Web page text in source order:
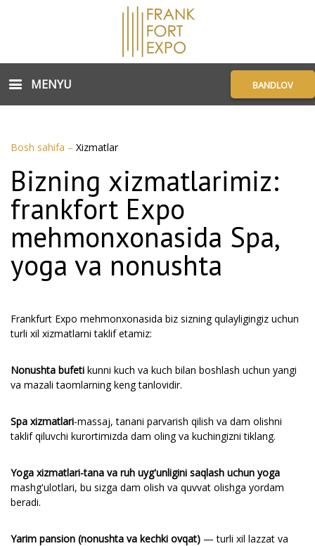
MENYU BANDLOV
Bosh sahifa – Xizmatlar
Bizning xizmatlarimiz:
frankfort Expo
mehmonxonasida Spa,
yoga va nonushta
Frankfurt Expo mehmonxonasida biz sizning qulayligingiz uchun
turli xil xizmatlarni taklif etamiz:
Nonushta bufeti kunni kuch va kuch bilan boshlash uchun yangi
va mazali taomlarning keng tanlovidir.
Spa xizmatlari-massaj, tanani parvarish qilish va dam olishni
taklif qiluvchi kurortimizda dam oling va kuchingizni tiklang.
Yoga xizmatlari-tana va ruh uyg'unligini saqlash uchun yoga
mashg'ulotlari, bu sizga dam olish va quvvat olishga yordam
beradi.
Yarim pansion (nonushta va kechki ovqat) — turli xil lazzat va